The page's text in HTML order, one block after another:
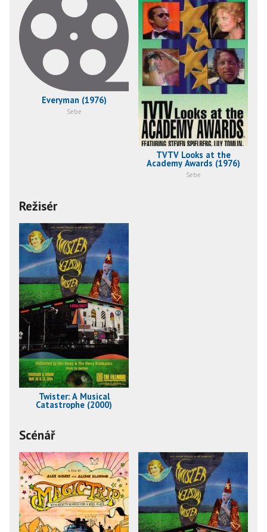
Everyman (1976)
Sebe
TVTV Looks at the
Academy Awards (1976)
Sebe
Režisér
Twister: A Musical
Catastrophe (2000)
Scénář